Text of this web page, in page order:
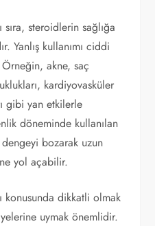
sıra, steroidlerin sağlığa
Yanlış kullanımı ciddi
akne, saç
kardiyovasküler
gibi yan etkilerle
döneminde kullanılan
bozarak uzun
yol açabilir.
konusunda dikkatli olmak
uymak önemlidir.